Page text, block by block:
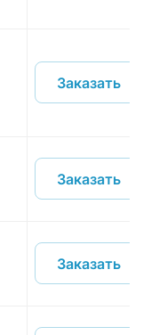
Заказать
Заказать
Заказать